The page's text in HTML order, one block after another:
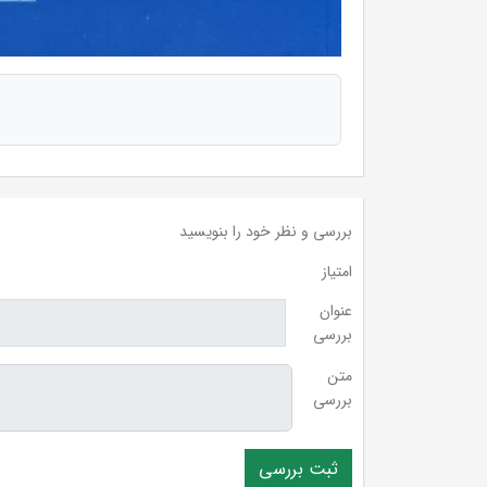
بررسی و نظر خود را بنویسید
امتیاز
عنوان
بررسی
متن
بررسی